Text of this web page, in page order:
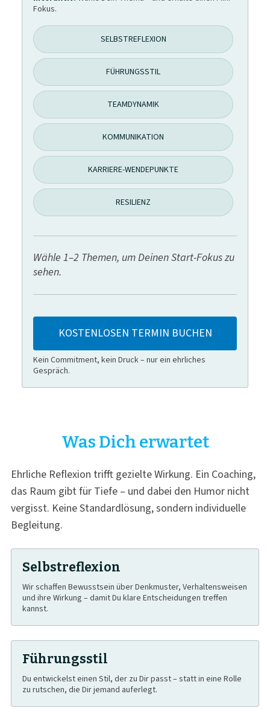
Fokus.
SELBSTREFLEXION
FÜHRUNGSSTIL
TEAMDYNAMIK
KOMMUNIKATION
KARRIERE-WENDEPUNKTE
RESILIENZ
Wähle 1–2 Themen, um Deinen Start-Fokus zu
sehen.
KOSTENLOSEN TERMIN BUCHEN
Kein Commitment, kein Druck – nur ein ehrliches
Gespräch.
Was Dich erwartet
Ehrliche Reflexion trifft gezielte Wirkung. Ein Coaching,
das Raum gibt für Tiefe – und dabei den Humor nicht
vergisst. Keine Standardlösung, sondern individuelle
Begleitung.
Selbstreflexion
Wir schaffen Bewusstsein über Denkmuster, Verhaltensweisen
und ihre Wirkung – damit Du klare Entscheidungen treffen
kannst.
Führungsstil
Du entwickelst einen Stil, der zu Dir passt – statt in eine Rolle
zu rutschen, die Dir jemand auferlegt.